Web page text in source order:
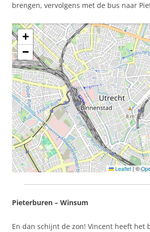
brengen, vervolgens met de bus naar
+
−
Leaflet |©
Pieterburen – Winsum
En dan schijnt de zon! Vincent heeft het